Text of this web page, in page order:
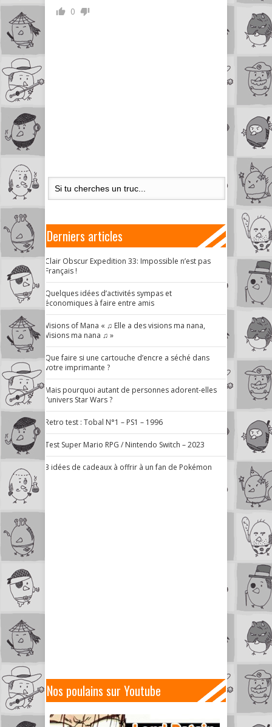
0
Derniers articles
Clair Obscur Expedition 33: Impossible n’est pas
Français !
Quelques idées d’activités sympas et
économiques à faire entre amis
Visions of Mana « ♫ Elle a des visions ma nana,
Visions ma nana ♫ »
Que faire si une cartouche d’encre a séché dans
votre imprimante ?
Mais pourquoi autant de personnes adorent-elles
l’univers Star Wars ?
Retro test : Tobal N°1 – PS1 – 1996
Test Super Mario RPG / Nintendo Switch – 2023
3 idées de cadeaux à offrir à un fan de Pokémon
Nos poulains sur Youtube